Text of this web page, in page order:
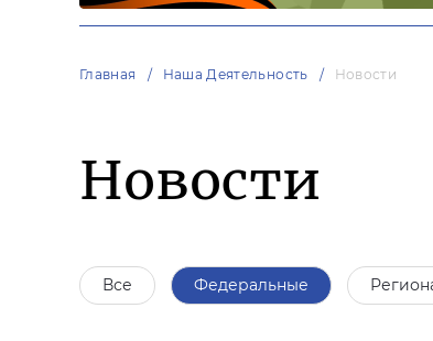
Главная Наша Деятельность Новости
Новости
Все Федеральные